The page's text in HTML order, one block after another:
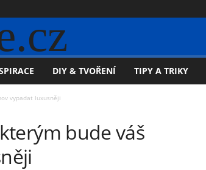
DIY & TVOŘENÍ TIPY A TRIKY
vypadat luxusněji
bude váš